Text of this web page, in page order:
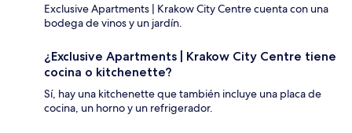
Exclusive Apartments | Krakow City Centre cuenta con una
bodega de vinos y un jardín.
¿Exclusive Apartments | Krakow City Centre tiene
cocina o kitchenette?
Sí, hay una kitchenette que también incluye una placa de
cocina, un horno y un refrigerador.